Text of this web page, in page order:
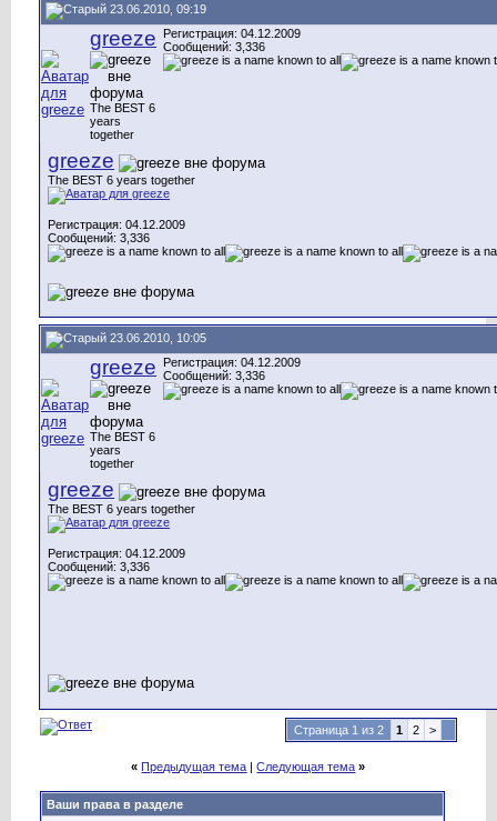
23.06.2010, 09:19
greeze
The BEST 6
years
together
Регистрация: 04.12.2009
Сообщений: 3,336
greeze
The BEST 6 years together
Регистрация: 04.12.2009
Сообщений: 3,336
23.06.2010, 10:05
greeze
The BEST 6
years
together
Регистрация: 04.12.2009
Сообщений: 3,336
greeze
The BEST 6 years together
Регистрация: 04.12.2009
Сообщений: 3,336
Страница 1 из 2 1 2 >
« Предыдущая тема |Следующая тема »
Ваши права в разделе